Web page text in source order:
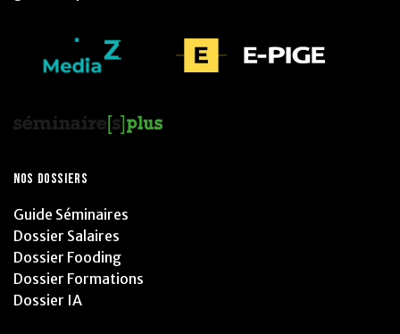
NOS DOSSIERS
Guide Séminaires
Dossier Salaires
Dossier Fooding
Dossier Formations
Dossier IA